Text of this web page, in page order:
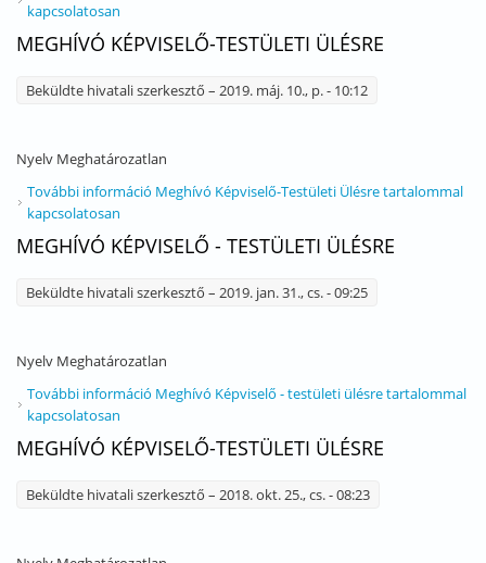
kapcsolatosan
MEGHÍVÓ KÉPVISELŐ-TESTÜLETI ÜLÉSRE
Beküldte hivatali szerkesztő – 2019. máj. 10., p. - 10:12
Nyelv Meghatározatlan
További információ Meghívó Képviselő-Testületi Ülésre tartalommal
kapcsolatosan
MEGHÍVÓ KÉPVISELŐ - TESTÜLETI ÜLÉSRE
Beküldte hivatali szerkesztő – 2019. jan. 31., cs. - 09:25
Nyelv Meghatározatlan
További információ Meghívó Képviselő - testületi ülésre tartalommal
kapcsolatosan
MEGHÍVÓ KÉPVISELŐ-TESTÜLETI ÜLÉSRE
Beküldte hivatali szerkesztő – 2018. okt. 25., cs. - 08:23